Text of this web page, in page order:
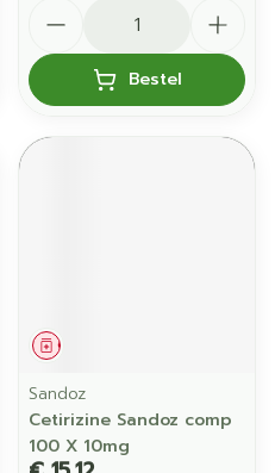
Bestel
Geneesmiddel
Sandoz
Cetirizine Sandoz comp
100 X 10mg